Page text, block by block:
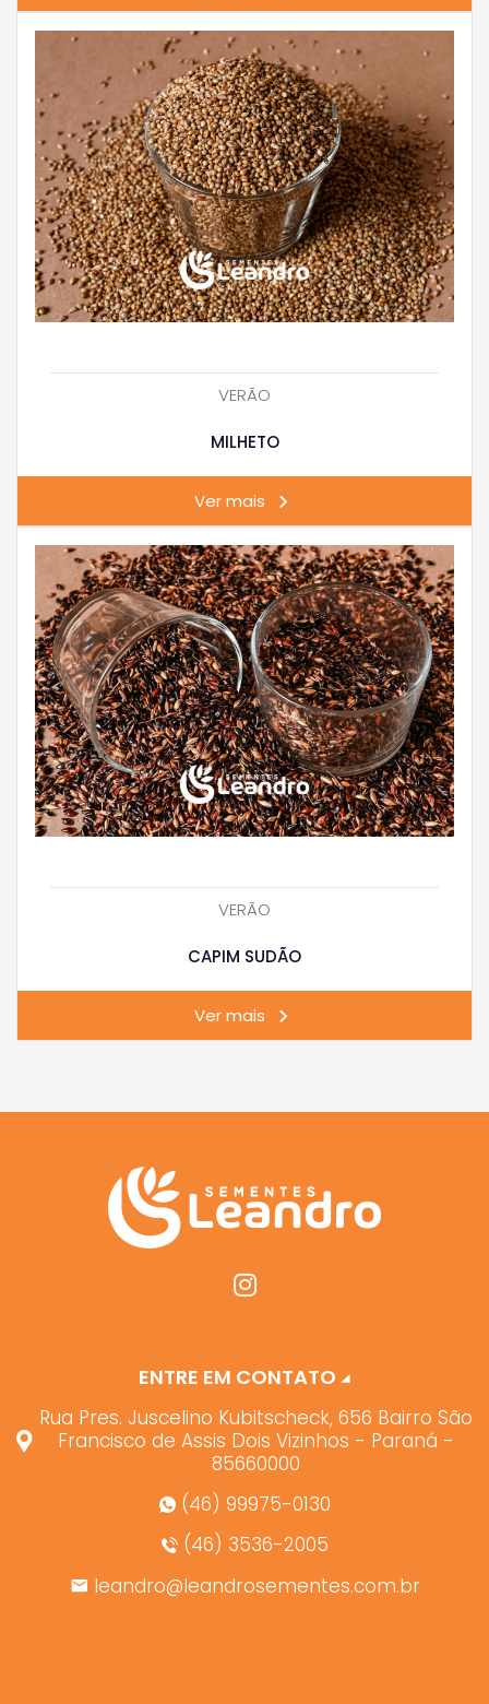
VERÃO
MILHETO
Ver mais
VERÃO
CAPIM SUDÃO
Ver mais
ENTRE EM CONTATO
Rua Pres. Juscelino Kubitscheck, 656 Bairro São
Francisco de Assis Dois Vizinhos - Paraná -
85660000
(46) 99975-0130
(46) 3536-2005
leandro@leandrosementes.com.br